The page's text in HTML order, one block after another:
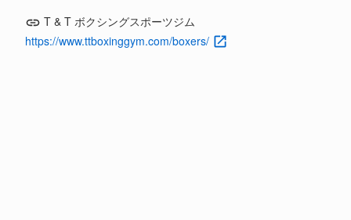
T & T ボクシングスポーツジム
https://www.ttboxinggym.com/boxers/